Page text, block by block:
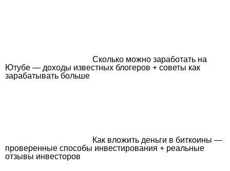
Сколько можно заработать на
Ютубе — доходы известных блогеров + советы как
зарабатывать больше
Как вложить деньги в биткоины —
проверенные способы инвестирования + реальные
отзывы инвесторов